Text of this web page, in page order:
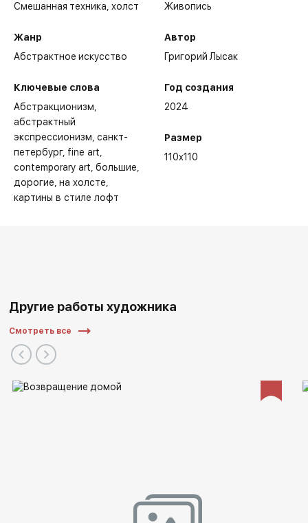
Смешанная техника,холст
Жанр
Абстрактное искусство
Ключевые слова
Абстракционизм
абстрактный
экспрессионизм санкт-
петербург fine art
contemporary art большие
дорогие на холсте
картины в стиле лофт
Живопись
Автор
Григорий Лысак
Год создания
2024
Размер
110x110
Другие работы художника
Смотреть все